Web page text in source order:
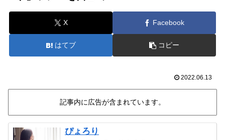
X Facebook
はてブ コピー
2022.06.13
記事内に広告が含まれています。
ぴょろり